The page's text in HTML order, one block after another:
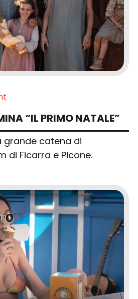
“IL PRIMO NATALE”
grande catena di
di Ficarra e Picone.